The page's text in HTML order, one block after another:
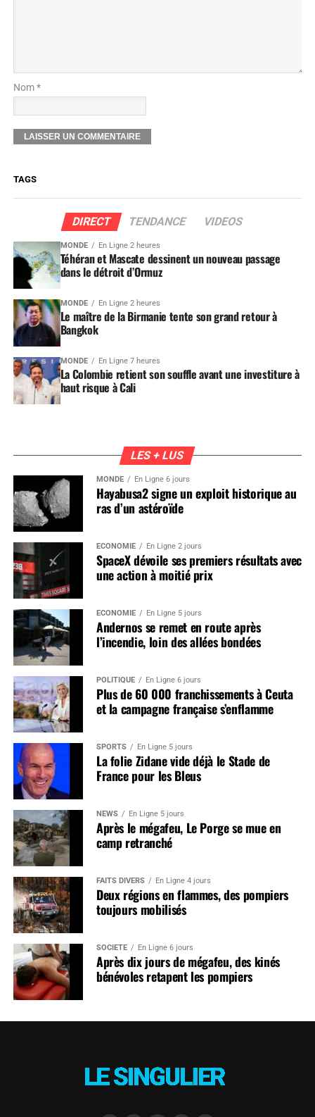
Nom *
TAGS
DIRECT TENDANCE VIDEOS
MONDE En Ligne 2 heures
Téhéran et Mascate dessinent un nouveau passage
dans le détroit d’Ormuz
MONDE En Ligne 2 heures
Le maître de la Birmanie tente son grand retour à
Bangkok
MONDE En Ligne 7 heures
La Colombie retient son souffle avant une investiture à
haut risque à Cali
LES + LUS
MONDE En Ligne 6 jours
Hayabusa2 signe un exploit historique au
ras d’un astéroïde
ÉCONOMIE En Ligne 2 jours
SpaceX dévoile ses premiers résultats avec
une action à moitié prix
ÉCONOMIE En Ligne 5 jours
Andernos se remet en route après
l’incendie, loin des allées bondées
POLITIQUE En Ligne 6 jours
Plus de 60 000 franchissements à Ceuta
et la campagne française s’enflamme
SPORTS En Ligne 5 jours
La folie Zidane vide déjà le Stade de
France pour les Bleus
NEWS En Ligne 5 jours
Après le mégafeu, Le Porge se mue en
camp retranché
FAITS DIVERS En Ligne 4 jours
Deux régions en flammes, des pompiers
toujours mobilisés
SOCIÉTÉ En Ligne 6 jours
Après dix jours de mégafeu, des kinés
bénévoles retapent les pompiers